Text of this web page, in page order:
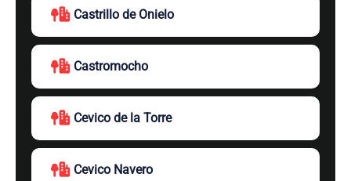
Castrillo de Onielo
Castromocho
Cevico de la Torre
Cevico Navero